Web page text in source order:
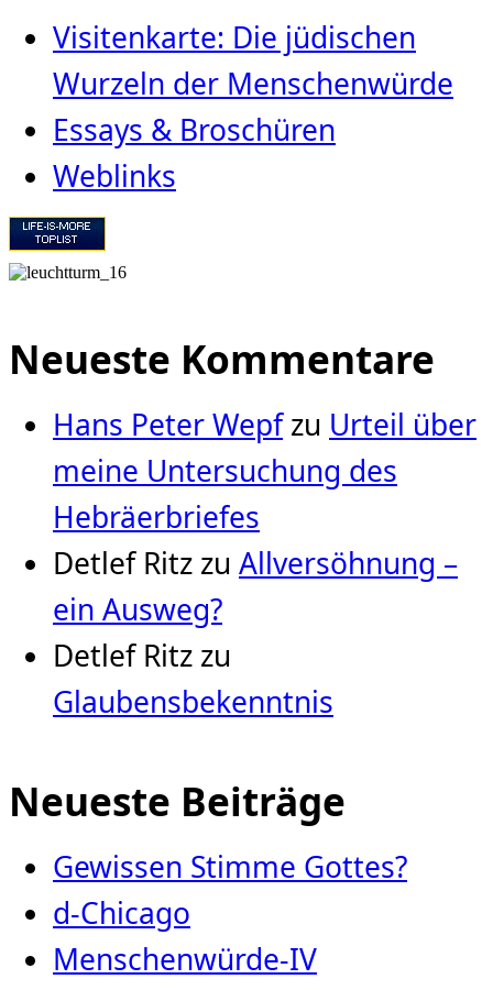
Visitenkarte: Die jüdischen
Wurzeln der Menschenwürde
Essays & Broschüren
Weblinks
Neueste Kommentare
Hans Peter Wepfzu Urteil über
meine Untersuchung des
Hebräerbriefes
Detlef Ritz zu Allversöhnung –
ein Ausweg?
Detlef Ritz zu
Glaubensbekenntnis
Neueste Beiträge
Gewissen Stimme Gottes?
d-Chicago
Menschenwürde-IV